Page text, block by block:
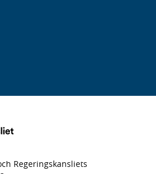
Regeringskansliets